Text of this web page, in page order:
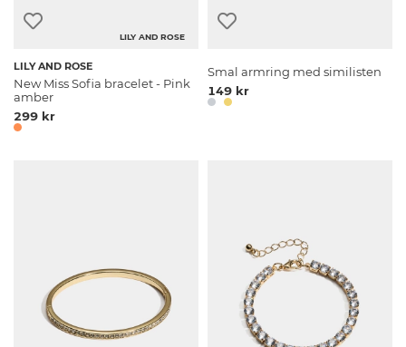
LILY AND ROSE
LILY AND ROSE
New Miss Sofia bracelet - Pink
amber
299 kr
Smal armring med similisten
149 kr